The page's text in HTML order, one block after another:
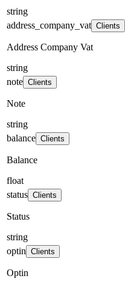
string
address_company_vat Clients
Address Company Vat
string
note Clients
Note
string
balance Clients
Balance
float
status Clients
Status
string
optin Clients
Optin